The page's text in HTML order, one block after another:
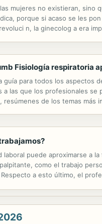
mujeres no existieran, sino
porque si acaso se les
n, la ginecolog a era
Fisiología respiratoria
guía para todos los aspectos
a las que los profesionales
resúmenes de los temas más
laboral puede aproximarse a
como el trabajo
a esto último, el